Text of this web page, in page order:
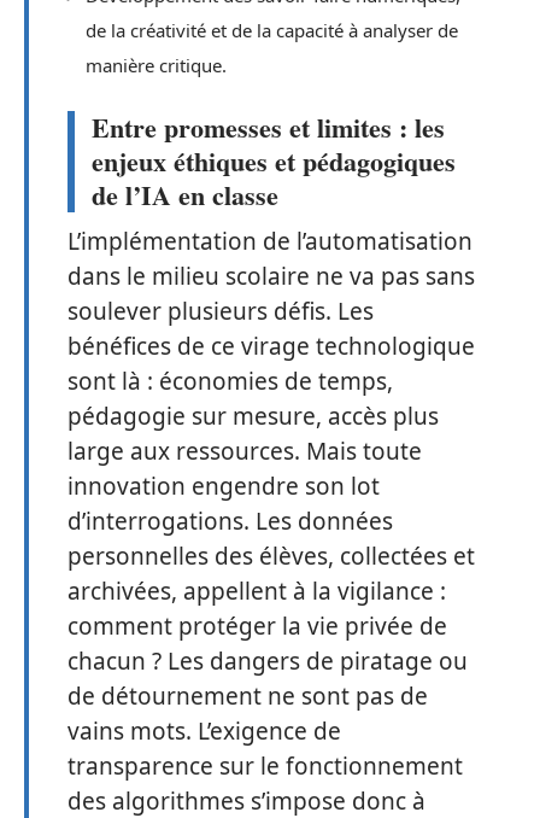
de la créativité et de la capacité à analyser de
manière critique.
Entre promesses et limites : les
enjeux éthiques et pédagogiques
de l’IA en classe
L’implémentation de l’automatisation
dans le milieu scolaire ne va pas sans
soulever plusieurs défis. Les
bénéfices de ce virage technologique
sont là : économies de temps,
pédagogie sur mesure, accès plus
large aux ressources. Mais toute
innovation engendre son lot
d’interrogations. Les données
personnelles des élèves, collectées et
archivées, appellent à la vigilance :
comment protéger la vie privée de
chacun ? Les dangers de piratage ou
de détournement ne sont pas de
vains mots. L’exigence de
transparence sur le fonctionnement
des algorithmes s’impose donc à